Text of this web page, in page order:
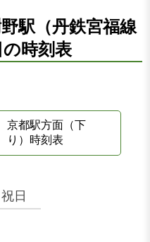
駅（丹鉄宮福線
時刻表
京都駅方面（下
り）時刻表
日